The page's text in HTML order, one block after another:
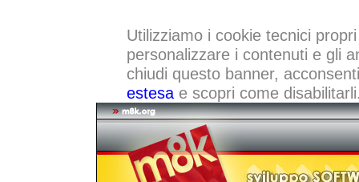
Utilizziamo i cookie tecnici
personalizzare i contenuti e gli
chiudi questo banner,
estesae scopri come